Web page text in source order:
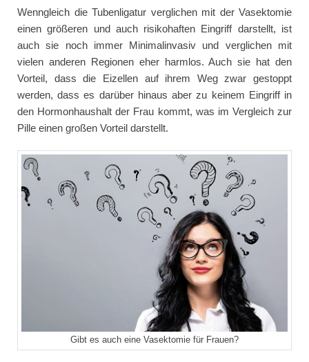
Wenngleich die Tubenligatur verglichen mit der Vasektomie
einen größeren und auch risikohaften Eingriff darstellt, ist
auch sie noch immer Minimalinvasiv und verglichen mit
vielen anderen Regionen eher harmlos. Auch sie hat den
Vorteil, dass die Eizellen auf ihrem Weg zwar gestoppt
werden, dass es darüber hinaus aber zu keinem Eingriff in
den Hormonhaushalt der Frau kommt, was im Vergleich zur
Pille einen großen Vorteil darstellt.
Gibt es auch eine Vasektomie für Frauen?